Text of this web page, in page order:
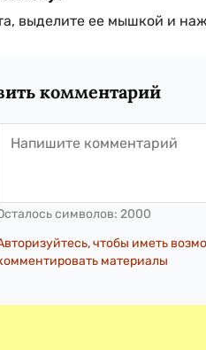
выделите ее мышкой и
комментарий
символов: 2000
чтобы иметь
материалы